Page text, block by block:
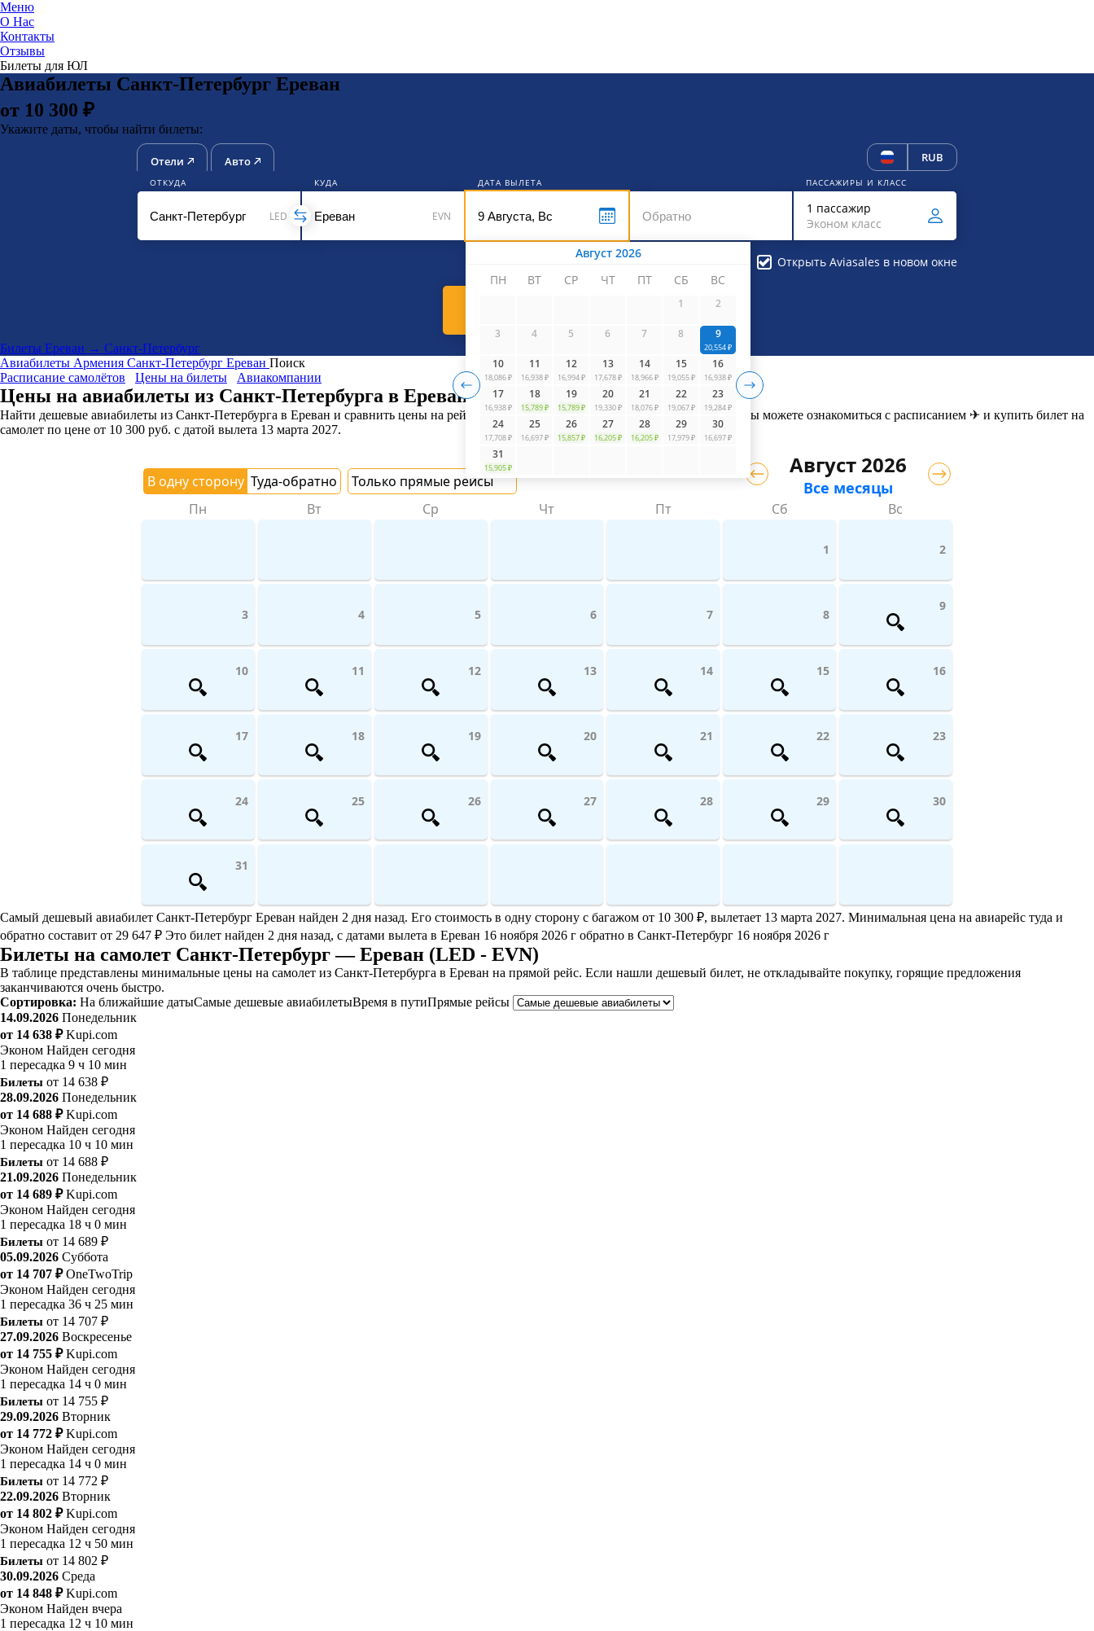
ЮниТикет
Меню
О Нас
Контакты
Отзывы
Билеты для ЮЛ
Авиабилеты Санкт-Петербург Ереван
от 10 300 ₽
Укажите даты, чтобы найти билеты:
Отели Авто RUB
ОТКУДА
LED
КУДА
EVN
ДАТА ВЫЛЕТА
Август 2026
ПН
ВТ СР ЧТ ПТ СБ ВС
1 2
3 4 5 6 7 8 9
20,554 ₽
10
18,086 ₽
11
16,938 ₽
12
16,994 ₽
13
17,678 ₽
14
18,966 ₽
15
19,055 ₽
16
16,938 ₽
17
16,938 ₽
18
15,789 ₽
19
15,789 ₽
20
19,330 ₽
21
18,076 ₽
22
19,067 ₽
23
19,284 ₽
24
17,708 ₽
25
16,697 ₽
26
15,857 ₽
27
16,205 ₽
28
16,205 ₽
29
17,979 ₽
30
16,697 ₽
31
15,905 ₽
ПАССАЖИРЫ И КЛАСС
1 пассажир
Эконом класс
Открыть Aviasales в новом окне
Билеты Ереван → Санкт-Петербург
Авиабилеты Армения Санкт-Петербург Ереван Поиск
Расписание самолётов
Цены на билеты Авиакомпании
Цены на авиабилеты из Санкт-Петербурга в Ереван
Найти дешевые авиабилеты из Санкт-Петербурга в Ереван и сравнить цены на рейсы авиакомпаний поможет UniTicket.ru. На сайте вы можете ознакомиться с расписанием ✈ и купить билет на
самолет по цене от 10 300 руб. с датой вылета 13 марта 2027.
В одну сторону Туда-обратно Только прямые рейсы
Август 2026
Все месяцы
Пн Вт Ср Чт Пт Сб Вс
1 2
3 4 5 6 7 8
9
10 11 12 13 14 15 16
17 18 19 20 21 22 23
24 25 26 27 28 29 30
31
Самый дешевый авиабилет Санкт-Петербург Ереван найден 2 дня назад. Его стоимость в одну сторону с багажом от 10 300 ₽, вылетает 13 марта 2027. Минимальная цена на авиарейс туда и
обратно составит от 29 647 ₽ Это билет найден 2 дня назад, с датами вылета в Ереван 16 ноября 2026 г обратно в Санкт-Петербург 16 ноября 2026 г
Билеты на самолет Санкт-Петербург — Ереван (LED - EVN)
В таблице представлены минимальные цены на самолет из Санкт-Петербурга в Ереван на прямой рейс. Если нашли дешевый билет, не откладывайте покупку, горящие предложения
заканчиваются очень быстро.
Сортировка: На ближайшие датыСамые дешевые авиабилетыВремя в путиПрямые рейсы
14.09.2026 Понедельник
от 14 638 ₽ Kupi.com
Эконом Найден сегодня
1 пересадка 9 ч 10 мин
Билеты от 14 638 ₽
28.09.2026 Понедельник
от 14 688 ₽ Kupi.com
Эконом Найден сегодня
1 пересадка 10 ч 10 мин
Билеты от 14 688 ₽
21.09.2026 Понедельник
от 14 689 ₽ Kupi.com
Эконом Найден сегодня
1 пересадка 18 ч 0 мин
Билеты от 14 689 ₽
05.09.2026 Суббота
от 14 707 ₽ OneTwoTrip
Эконом Найден сегодня
1 пересадка 36 ч 25 мин
Билеты от 14 707 ₽
27.09.2026 Воскресенье
от 14 755 ₽ Kupi.com
Эконом Найден сегодня
1 пересадка 14 ч 0 мин
Билеты от 14 755 ₽
29.09.2026 Вторник
от 14 772 ₽ Kupi.com
Эконом Найден сегодня
1 пересадка 14 ч 0 мин
Билеты от 14 772 ₽
22.09.2026 Вторник
от 14 802 ₽ Kupi.com
Эконом Найден сегодня
1 пересадка 12 ч 50 мин
Билеты от 14 802 ₽
30.09.2026 Среда
от 14 848 ₽ Kupi.com
Эконом Найден вчера
1 пересадка 12 ч 10 мин